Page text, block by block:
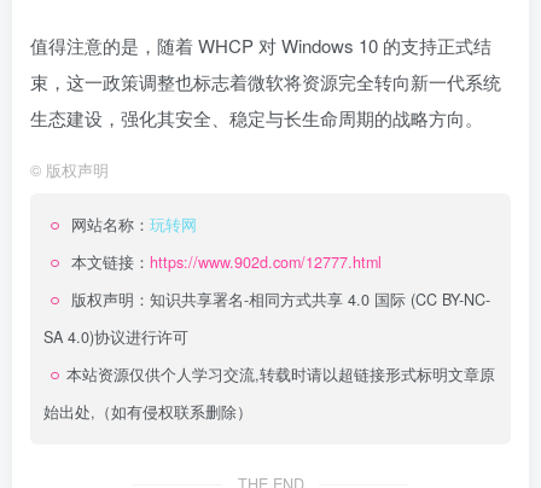
值得注意的是，随着 WHCP 对 Windows 10 的支持正式结
束，这一政策调整也标志着微软将资源完全转向新一代系统
生态建设，强化其安全、稳定与长生命周期的战略方向。
© 版权声明
网站名称： 玩转网
本文链接： https://www.902d.com/12777.html
版权声明： 知识共享署名-相同方式共享 4.0 国际 (CC BY-NC-
SA 4.0)协议进行许可
本站资源仅供个人学习交流,转载时请以超链接形式标明文章原
始出处,（如有侵权联系删除）